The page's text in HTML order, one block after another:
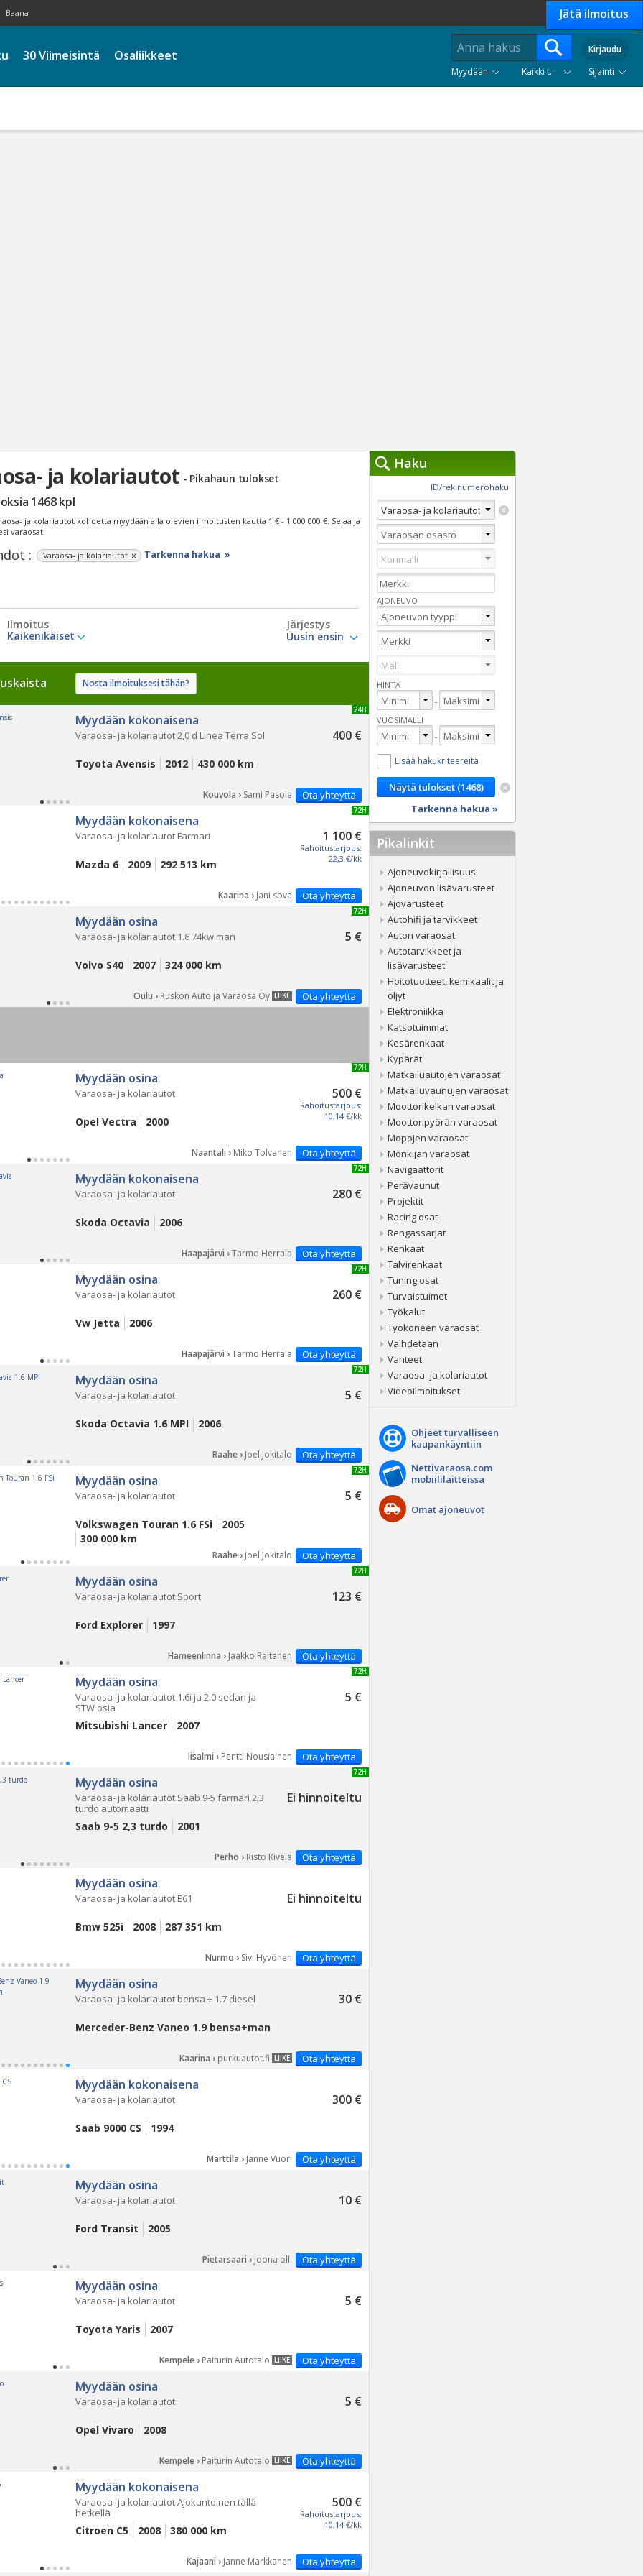
Baana Jätä ilmoitus
30 Viimeisintä Osaliikkeet
Kirjaudu
Myydään
Kaikki tuoteryhmät Sijainti
ja kolariautot - Pikahaun tulokset
1468kpl
ja kolariautot kohdetta myydään alla olevien ilmoitusten kautta 1 € - 1 000 000 €. Selaa ja
varaosat.
: Varaosa- ja kolariautot Tarkenna hakua »
Ilmoitus
Kaikenikäiset
Järjestys
Nosta ilmoituksesi tähän?
UUSI 24H
Myydään kokonaisena
400 €
Varaosa- ja kolariautot 2,0 d Linea Terra Sol
Toyota Avensis 2012 430 000 km
Ota yhteyttä
Kouvola › Sami Pasola
UUSI 72H
Myydään kokonaisena
1 100 €
Rahoitustarjous:
22,3 €/kk
Varaosa- ja kolariautot Farmari
Mazda 6 2009 292 513 km
Ota yhteyttä
Kaarina › Jani sova
UUSI 72H
Myydään osina
5 €
Varaosa- ja kolariautot 1.6 74kw man
Volvo S40 2007 324 000 km
Ota yhteyttä
LIIKE
Oulu › Ruskon Auto ja Varaosa Oy
UUSI 72H
Myydään osina
500 €
Rahoitustarjous:
10,14 €/kk
Varaosa- ja kolariautot
Opel Vectra 2000
Ota yhteyttä
Naantali › Miko Tolvanen
UUSI 72H
Myydään kokonaisena
280 €
Varaosa- ja kolariautot
Skoda Octavia 2006
Ota yhteyttä
Haapajärvi ›Tarmo Herrala
UUSI 72H
Myydään osina
260 €
Varaosa- ja kolariautot
Vw Jetta 2006
Ota yhteyttä
Haapajärvi ›Tarmo Herrala
UUSI 72H
Myydään osina
5 €
Varaosa- ja kolariautot
Skoda Octavia 1.6 MPI 2006
Ota yhteyttä
Raahe › Joel Jokitalo
UUSI 72H
Myydään osina
5 €
Varaosa- ja kolariautot
Volkswagen Touran 1.6 FSi
2005
300 000 km
Ota yhteyttä
Raahe › Joel Jokitalo
UUSI 72H
Myydään osina
123 €
Varaosa- ja kolariautot Sport
Ford Explorer 1997
Ota yhteyttä
Hämeenlinna › Jaakko Raitanen
UUSI 72H
Myydään osina
5 €
Varaosa- ja kolariautot 1.6i ja 2.0 sedan ja
STW osia
Mitsubishi Lancer 2007
Ota yhteyttä
Iisalmi › Pentti Nousiainen
UUSI 72H
Myydään osina
Ei hinnoiteltu
Varaosa- ja kolariautot Saab 9-5 farmari 2,3
turdo automaatti
Saab 9-5 2,3 turdo 2001
Ota yhteyttä
Perho › Risto Kivelä
Myydään osina
Ei hinnoiteltu
Varaosa- ja kolariautot E61
Bmw 525i 2008 287 351 km
Ota yhteyttä
Nurmo › Sivi Hyvönen
Myydään osina
30 €
Varaosa- ja kolariautot bensa + 1.7 diesel
Merceder-Benz Vaneo 1.9 bensa+man
Ota yhteyttä
LIIKE
Kaarina › purkuautot.fi
Myydään kokonaisena
300 €
Varaosa- ja kolariautot
Saab 9000 CS 1994
Ota yhteyttä
Marttila › Janne Vuori
Myydään osina
10 €
Varaosa- ja kolariautot
Ford Transit 2005
Ota yhteyttä
Pietarsaari › Joona olli
Myydään osina
5 €
Varaosa- ja kolariautot
Toyota Yaris 2007
Ota yhteyttä
LIIKE
Kempele › Paiturin Autotalo
Myydään osina
5 €
Varaosa- ja kolariautot
Opel Vivaro 2008
Ota yhteyttä
LIIKE
Kempele › Paiturin Autotalo
Myydään kokonaisena
500 €
Rahoitustarjous:
10,14 €/kk
Varaosa- ja kolariautot Ajokuntoinen tällä
hetkellä
Citroen C5 2008 380 000 km
Ota yhteyttä
Kajaani › Janne Markkanen
Haku
ID/rek.numerohaku
AJONEUVO
HINTA
-
VUOSIMALLI
-
Lisää hakukriteereitä
Tarkenna hakua »
Pikalinkit
Ajoneuvokirjallisuus
Ajoneuvon lisävarusteet
Ajovarusteet
Autohifi ja tarvikkeet
Auton varaosat
Autotarvikkeet ja
lisävarusteet
Hoitotuotteet, kemikaalit ja
öljyt
Elektroniikka
Katsotuimmat
Kesärenkaat
Kypärät
Matkailuautojen varaosat
Matkailuvaunujen varaosat
Moottorikelkan varaosat
Moottoripyörän varaosat
Mopojen varaosat
Mönkijän varaosat
Navigaattorit
Perävaunut
Projektit
Racing osat
Rengassarjat
Renkaat
Talvirenkaat
Tuning osat
Turvaistuimet
Työkalut
Työkoneen varaosat
Vaihdetaan
Vanteet
Varaosa- ja kolariautot
Videoilmoitukset
Ohjeet turvalliseen
kaupankäyntiin
Nettivaraosa.com
mobiililaitteissa
Omat ajoneuvot